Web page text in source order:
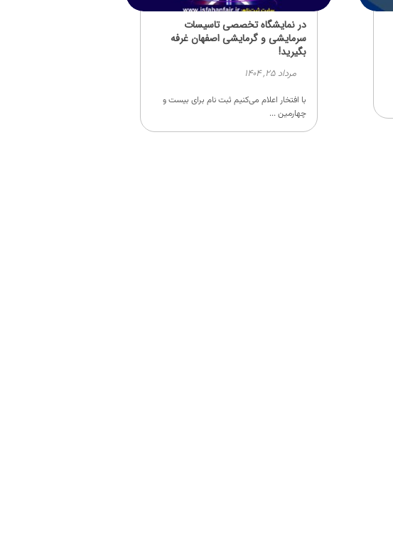
در نمایشگاه تخصصی تاسیسات
سرمایشی و گرمایشی اصفهان غرفه
بگیرید!
مرداد ۲۵, ۱۴۰۴
با افتخار اعلام می‌کنیم ثبت نام برای بیست و
چهارمین ...